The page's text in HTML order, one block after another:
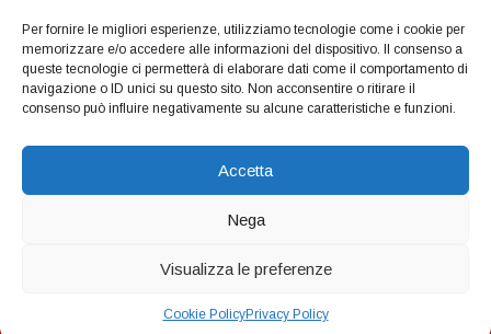
Per fornire le migliori esperienze, utilizziamo tecnologie come i cookie per
memorizzare e/o accedere alle informazioni del dispositivo. Il consenso a
queste tecnologie ci permetterà di elaborare dati come il comportamento di
navigazione o ID unici su questo sito. Non acconsentire o ritirare il
consenso può influire negativamente su alcune caratteristiche e funzioni.
Accetta
Nega
Visualizza le preferenze
Cookie PolicyPrivacy Policy
Libretto allergeni e ingredienti
HACCP